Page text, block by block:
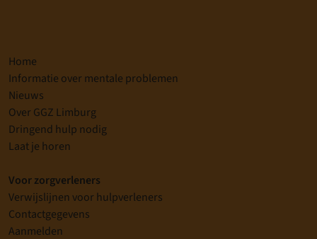
Home
Informatie over mentale problemen
Nieuws
Over GGZ Limburg
Dringend hulp nodig
Laat je horen
Voor zorgverleners
Verwijslijnen voor hulpverleners
Contactgegevens
Aanmelden